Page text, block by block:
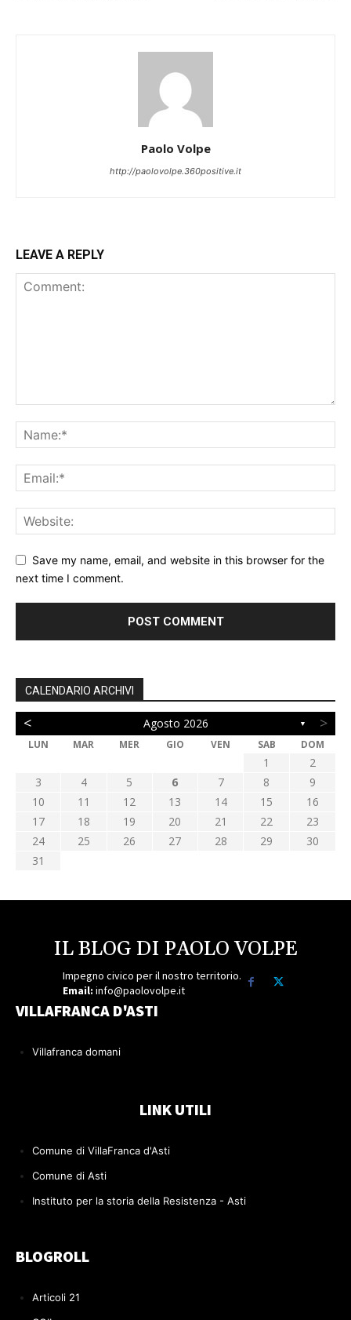
Paolo Volpe
http://paolovolpe.360positive.it
LEAVE A REPLY
Save my name, email, and website in this browser for the
next time I comment.
CALENDARIO ARCHIVI
< Agosto 2026 ▼ >
LUN MAR MER GIO VEN SAB DOM
1
2
3
4 5 6 7 8
9
10
11 12 13 14 15
16
17
18 19 20 21 22
23
24
25 26 27 28 29
30
31
IL BLOG DI PAOLO VOLPE
Impegno civico per il nostro territorio.
Email: info@paolovolpe.it
VILLAFRANCA D'ASTI
Villafranca domani
LINK UTILI
Comune di VillaFranca d'Asti
Comune di Asti
Instituto per la storia della Resistenza - Asti
BLOGROLL
Articoli 21